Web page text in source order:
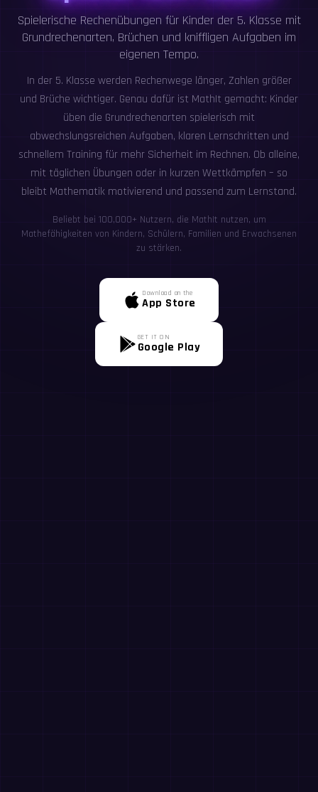
Spielerische Rechenübungen für Kinder der 5. Klasse mit
Grundrechenarten, Brüchen und kniffligen Aufgaben im
eigenen Tempo.
In der 5. Klasse werden Rechenwege länger, Zahlen größer
und Brüche wichtiger. Genau dafür ist MathIt gemacht: Kinder
üben die Grundrechenarten spielerisch mit
abwechslungsreichen Aufgaben, klaren Lernschritten und
schnellem Training für mehr Sicherheit im Rechnen. Ob alleine,
mit täglichen Übungen oder in kurzen Wettkämpfen – so
bleibt Mathematik motivierend und passend zum Lernstand.
Beliebt bei 100,000+ Nutzern, die MathIt nutzen, um
Mathefähigkeiten von Kindern, Schülern, Familien und Erwachsenen
zu stärken.
Download on the
App Store
GET IT ON
Google Play